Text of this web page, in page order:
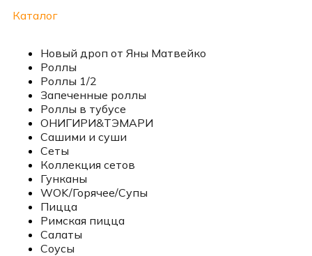
Каталог
Новый дроп от Яны Матвейко
Роллы
Роллы 1/2
Запеченные роллы
Роллы в тубусе
ОНИГИРИ&ТЭМАРИ
Сашими и суши
Сеты
Коллекция сетов
Гунканы
WOK/Горячее/Супы
Пицца
Римская пицца
Салаты
Соусы